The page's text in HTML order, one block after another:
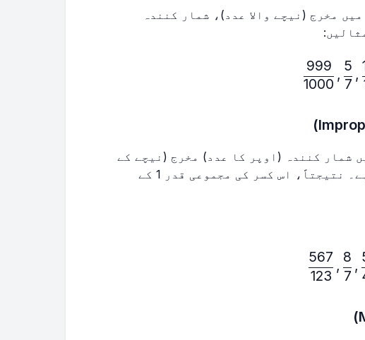
مخرج (نیچے والا عدد)، شمار کنندہ
,
7
5
,
1000
999
شمار کنندہ (اوپر کا عدد) مخرج (نیچے کے
عدد) کے برابر یا اس سے بڑا ہوتا ہے۔ نتیجتاً، اس کسر کی مجموعی قدر 1 کے
,
7
8
,
123
567